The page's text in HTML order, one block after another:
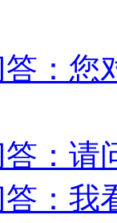
：您
：请
：我